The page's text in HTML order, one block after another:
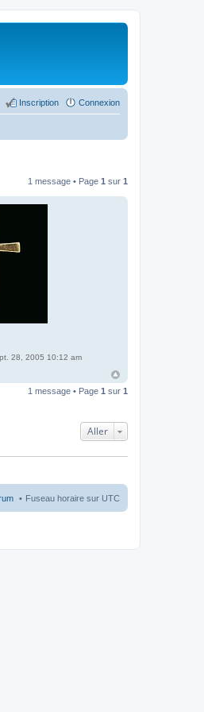
Connexion
Inscription
1 message • Page 1 sur 1
28, 2005 10:12 am
1 message • Page 1 sur 1
Aller
Fuseau horaire sur UTC